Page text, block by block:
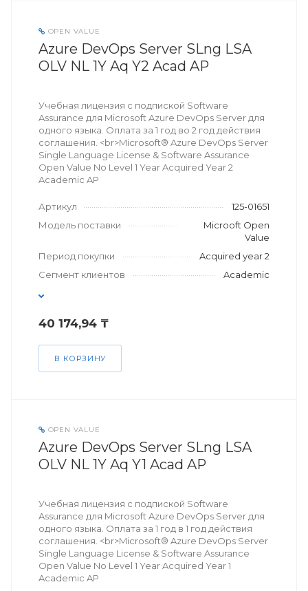
OPEN VALUE
Azure DevOps Server SLng LSA
OLV NL 1Y Aq Y2 Acad AP
Учебная лицензия с подпиской Software
Assurance для Microsoft Azure DevOps Server для
одного языка. Оплата за 1 год во 2 год действия
соглашения. <br>Microsoft® Azure DevOps Server
Single Language License & Software Assurance
Open Value No Level 1 Year Acquired Year 2
Academic AP
Артикул
125-01651
Модель поставки
Microoft Open
Value
Период покупки
Acquired year 2
Сегмент клиентов
Academic
40 174,94 ₸
В КОРЗИНУ
OPEN VALUE
Azure DevOps Server SLng LSA
OLV NL 1Y Aq Y1 Acad AP
Учебная лицензия с подпиской Software
Assurance для Microsoft Azure DevOps Server для
одного языка. Оплата за 1 год в 1 год действия
соглашения. <br>Microsoft® Azure DevOps Server
Single Language License & Software Assurance
Open Value No Level 1 Year Acquired Year 1
Academic AP